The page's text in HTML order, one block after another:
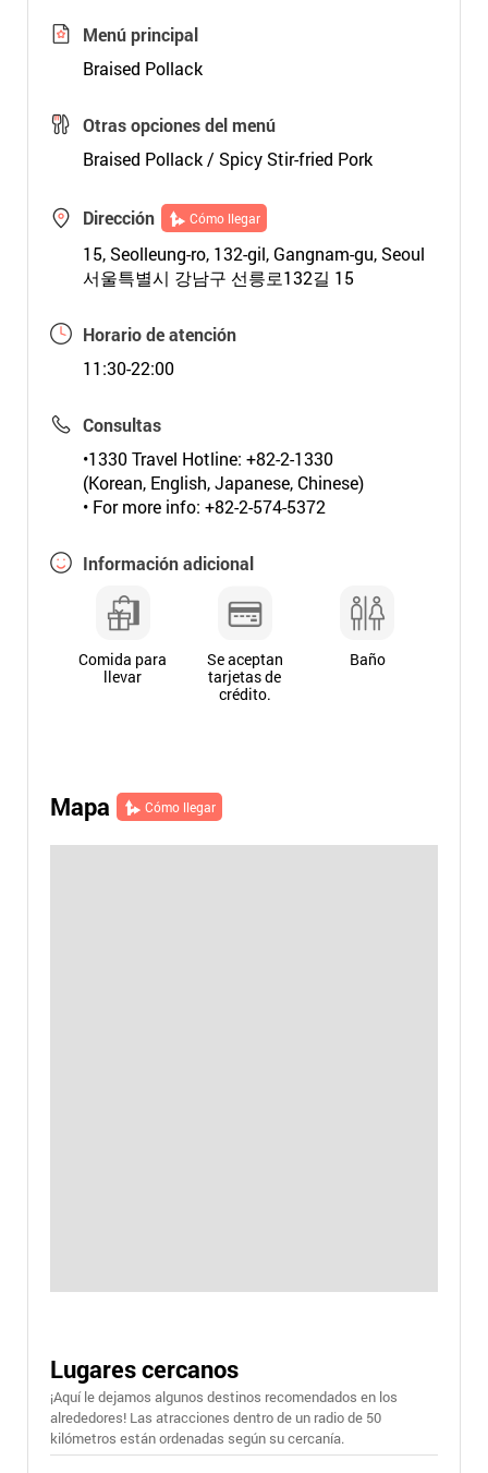
Menú principal
Braised Pollack
Otras opciones del menú
Braised Pollack / Spicy Stir-fried Pork
Dirección Cómo llegar
15, Seolleung-ro, 132-gil, Gangnam-gu, Seoul
서울특별시 강남구 선릉로132길 15
Horario de atención
11:30-22:00
Consultas
•1330 Travel Hotline: +82-2-1330
(Korean, English, Japanese, Chinese)
• For more info: +82-2-574-5372
Información adicional
Comida para
llevar
Se aceptan
tarjetas de
crédito.
Baño
Mapa Cómo llegar
Lugares cercanos
¡Aquí le dejamos algunos destinos recomendados en los
alrededores! Las atracciones dentro de un radio de 50
kilómetros están ordenadas según su cercanía.